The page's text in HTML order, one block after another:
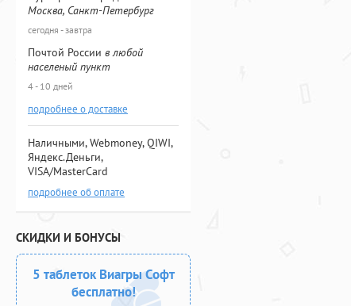
Москва, Санкт-Петербург
сегодня - завтра
Почтой России в любой
населеный пункт
4 - 10 дней
подробнее о доставке
Наличными, Webmoney, QIWI,
Яндекс.Деньги,
VISA/MasterCard
подробнее об оплате
СКИДКИ И БОНУСЫ
5 таблеток Виагры Софт
бесплатно!